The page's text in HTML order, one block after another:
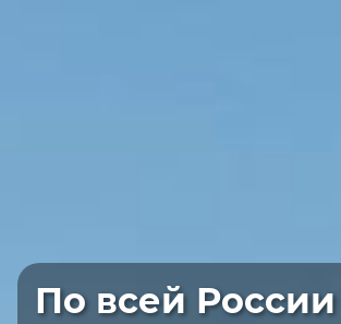
По всей России
Быстрая